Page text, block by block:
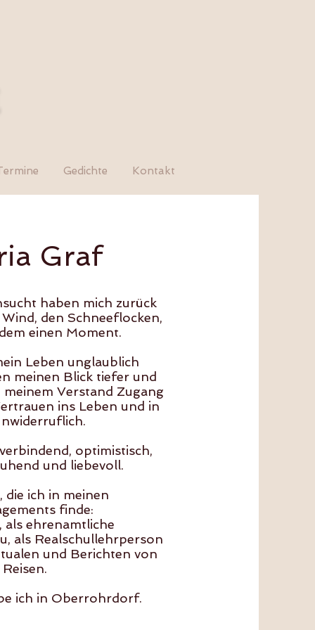
Gedichte Kontakt
Graf
haben mich zurück
den Schneeflocken,
einen Moment.
Leben unglaublich
meinen Blick tiefer und
Verstand Zugang
ins Leben und in
optimistisch,
und liebevoll.
die ich in meinen
finde:
als ehrenamtliche
als Realschullehrperson
und Berichten von
ich in Oberrohrdorf.